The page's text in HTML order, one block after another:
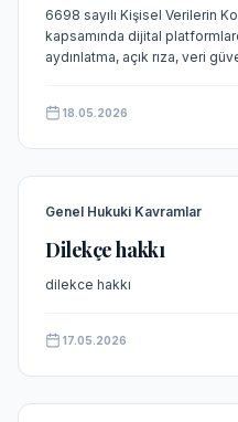
6698 sayılı Kişisel Verilerin
kapsamında dijital
aydınlatma, açık rıza, veri
18.05.2026
Genel Hukuki Kavramlar
Dilekçe hakkı
dilekce hakkı
17.05.2026